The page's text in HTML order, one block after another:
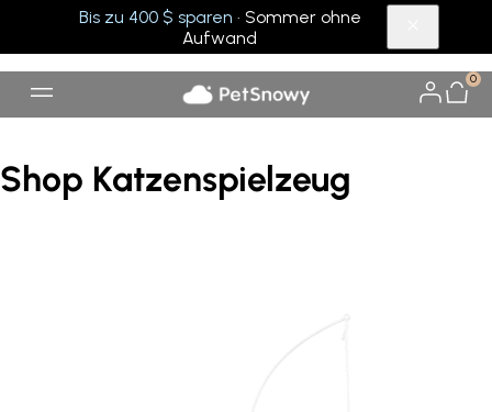
Bis zu 400 $ sparen · Sommer ohne
Aufwand
0
Shop Katzenspielzeug